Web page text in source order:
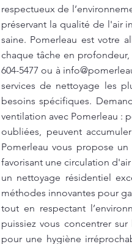
respectueux de
préservant la qualité de l'air
saine. Pomerleau est votre
chaque tâche en
604-5477 ou à
services de nettoyage les
besoins spécifiques.
ventilation avec Pomerleau :
oubliées, peuvent
Pomerleau vous propose
favorisant une circulation
un nettoyage résidentiel
méthodes innovantes pour
tout en respectant
puissiez vous concentrer
pour une hygiène